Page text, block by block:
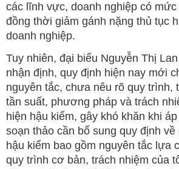
các lĩnh vực, doanh nghiệp có mức
đồng thời giảm gánh nặng thủ tục
doanh nghiệp.
Tuy nhiên, đại biểu Nguyễn Thị
nhận định, quy định hiện nay mới
nguyên tắc, chưa nêu rõ quy trình,
tần suất, phương pháp và trách
hiện hậu kiểm, gây khó khăn khi
soạn thảo cần bổ sung quy định
hậu kiểm bao gồm nguyên tắc lựa
quy trình cơ bản, trách nhiệm của